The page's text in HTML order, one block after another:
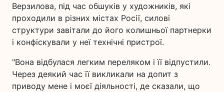
Верзилова, під час обшуків у художників, які
проходили в різних містах Росії, силові
структури завітали до його колишньої партнерки
і конфіскували у неї технічні пристрої.
"Вона відбулася легким переляком і її відпустили.
Через деякий час її викликали на допит з
приводу мене і моєї діяльності, де сказали, що